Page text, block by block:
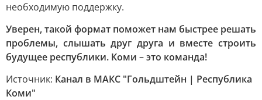
необходимую поддержку.
Уверен, такой формат поможет нам быстрее решать
проблемы, слышать друг друга и вместе строить
будущее республики. Коми – это команда!
Источник: Канал в МАКС "Гольдштейн | Республика
Коми"